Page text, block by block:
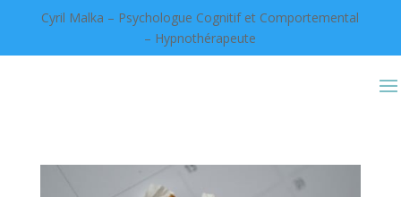
Cyril Malka – Psychologue Cognitif et Comportemental
– Hypnothérapeute